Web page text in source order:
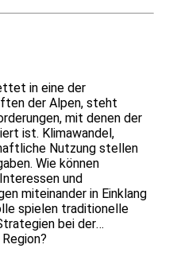
in eine der
der Alpen, steht
mit denen der
ist. Klimawandel,
Nutzung stellen
Wie können
und
miteinander in Einklang
spielen traditionelle
bei der